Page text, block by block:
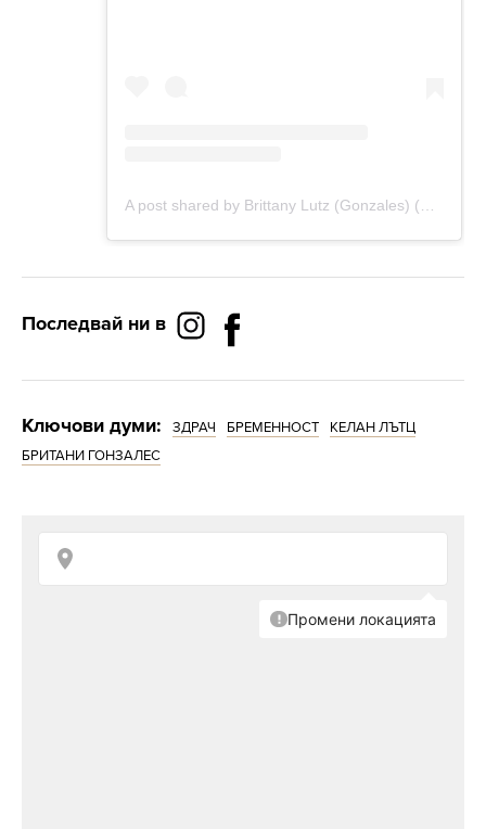
Последвай ни в
Ключови думи: ЗДРАЧ БРЕМЕННОСТ
КЕЛАН ЛЪТЦ
БРИТАНИ ГОНЗАЛЕС